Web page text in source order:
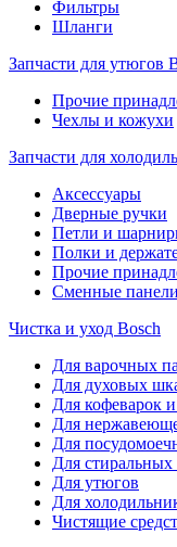
Фильтры
Шланги
Запчасти для утюгов
Прочие
Чехлы и кожухи
Запчасти для
Аксессуары
Дверные ручки
Петли и
Полки и
Прочие
Сменные панели
Чистка и уход Bosch
Для варочных
Для духовых
Для кофеварок
Для
Для
Для
Для утюгов
Для
Чистящие